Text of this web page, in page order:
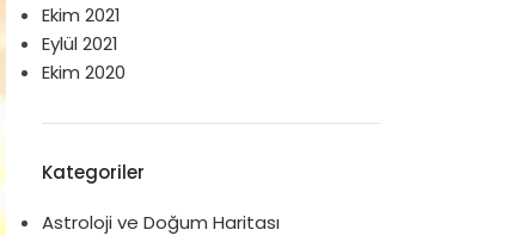
Ekim 2021
Eylül 2021
Ekim 2020
Kategoriler
Astroloji ve Doğum Haritası